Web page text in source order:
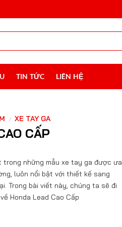
TIN TỨC LIÊN HỆ
/ XE TAY GA
CẤP
trong những mẫu xe tay ga được ưa
luôn nổi bật với thiết kế sang
Trong bài viết này, chúng ta sẽ đi
Honda Lead Cao Cấp